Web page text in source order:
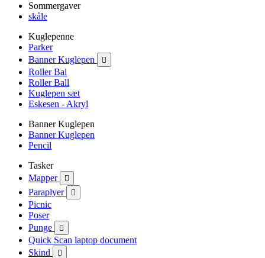
Sommergaver
skåle
Kuglepenne
Parker
Banner Kuglepen

Roller Bal
Roller Ball
Kuglepen sæt
Eskesen - Akryl
Banner Kuglepen
Banner Kuglepen
Pencil
Tasker
Mapper

Paraplyer 
Picnic
Poser
Punge

Quick Scan laptop document
Skind
